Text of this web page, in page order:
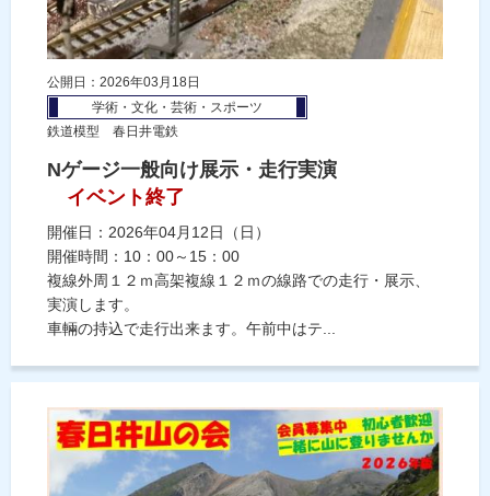
公開日：2026年03月18日
学術・文化・芸術・スポーツ
鉄道模型 春日井電鉄
Nゲージ一般向け展示・走行実演
イベント終了
開催日：2026年04月12日（日）
開催時間：10：00～15：00
複線外周１２ｍ高架複線１２ｍの線路での走行・展示、
実演します。
車輛の持込で走行出来ます。午前中はテ...